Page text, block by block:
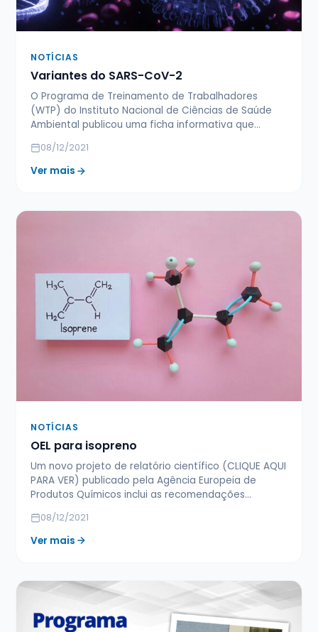
NOTÍCIAS
Variantes do SARS-CoV-2
O Programa de Treinamento de Trabalhadores
(WTP) do Instituto Nacional de Ciências de Saúde
Ambiental publicou uma ficha informativa que…
08/12/2021
Ver mais
NOTÍCIAS
OEL para isopreno
Um novo projeto de relatório científico (CLIQUE AQUI
PARA VER) publicado pela Agência Europeia de
Produtos Químicos inclui as recomendações…
08/12/2021
Ver mais